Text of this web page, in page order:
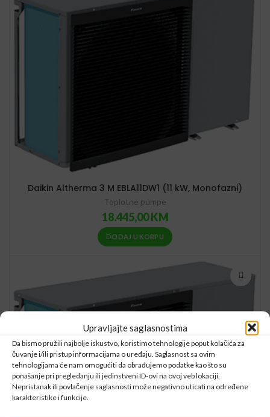
Upravljajte saglasnostima
Da bismo pružili najbolje iskustvo, koristimo tehnologije poput kolačića za
čuvanje i/ili pristup informacijama o uređaju. Saglasnost sa ovim
tehnologijama će nam omogućiti da obrađujemo podatke kao što su
ponašanje pri pregledanju ili jedinstveni ID-ovi na ovoj veb lokaciji.
Nepristanak ili povlačenje saglasnosti može negativno uticati na određene
karakteristike i funkcije.
Daikin Altherma 3 M EBLA11DW1 (11 kW, Monofazni)
Toplotne pumpe
18.445,00KM
DODAJ U KORPU